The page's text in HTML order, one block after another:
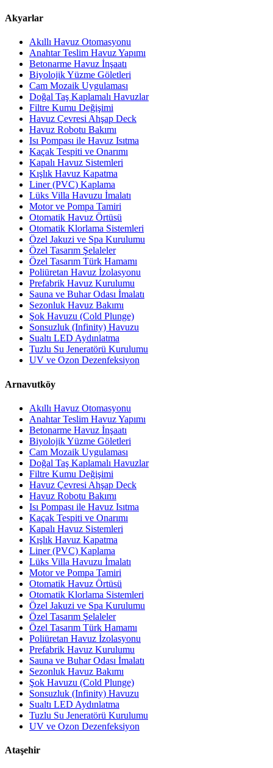
Akyarlar
Akıllı Havuz Otomasyonu
Anahtar Teslim Havuz Yapımı
Betonarme Havuz İnşaatı
Biyolojik Yüzme Göletleri
Cam Mozaik Uygulaması
Doğal Taş Kaplamalı Havuzlar
Filtre Kumu Değişimi
Havuz Çevresi Ahşap Deck
Havuz Robotu Bakımı
Isı Pompası ile Havuz Isıtma
Kaçak Tespiti ve Onarımı
Kapalı Havuz Sistemleri
Kışlık Havuz Kapatma
Liner (PVC) Kaplama
Lüks Villa Havuzu İmalatı
Motor ve Pompa Tamiri
Otomatik Havuz Örtüsü
Otomatik Klorlama Sistemleri
Özel Jakuzi ve Spa Kurulumu
Özel Tasarım Şelaleler
Özel Tasarım Türk Hamamı
Poliüretan Havuz İzolasyonu
Prefabrik Havuz Kurulumu
Sauna ve Buhar Odası İmalatı
Sezonluk Havuz Bakımı
Şok Havuzu (Cold Plunge)
Sonsuzluk (Infinity) Havuzu
Sualtı LED Aydınlatma
Tuzlu Su Jeneratörü Kurulumu
UV ve Ozon Dezenfeksiyon
Arnavutköy
Akıllı Havuz Otomasyonu
Anahtar Teslim Havuz Yapımı
Betonarme Havuz İnşaatı
Biyolojik Yüzme Göletleri
Cam Mozaik Uygulaması
Doğal Taş Kaplamalı Havuzlar
Filtre Kumu Değişimi
Havuz Çevresi Ahşap Deck
Havuz Robotu Bakımı
Isı Pompası ile Havuz Isıtma
Kaçak Tespiti ve Onarımı
Kapalı Havuz Sistemleri
Kışlık Havuz Kapatma
Liner (PVC) Kaplama
Lüks Villa Havuzu İmalatı
Motor ve Pompa Tamiri
Otomatik Havuz Örtüsü
Otomatik Klorlama Sistemleri
Özel Jakuzi ve Spa Kurulumu
Özel Tasarım Şelaleler
Özel Tasarım Türk Hamamı
Poliüretan Havuz İzolasyonu
Prefabrik Havuz Kurulumu
Sauna ve Buhar Odası İmalatı
Sezonluk Havuz Bakımı
Şok Havuzu (Cold Plunge)
Sonsuzluk (Infinity) Havuzu
Sualtı LED Aydınlatma
Tuzlu Su Jeneratörü Kurulumu
UV ve Ozon Dezenfeksiyon
Ataşehir